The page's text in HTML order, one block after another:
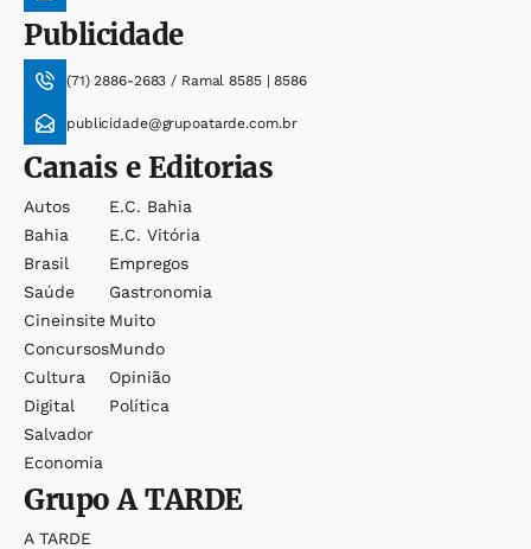
Publicidade
(71) 2886-2683 / Ramal 8585 | 8586
publicidade@grupoatarde.com.br
Canais e Editorias
Autos
Bahia
Brasil
Saúde
Cineinsite
Concursos
Cultura
Digital
Salvador
Economia
E.c. Bahia
E.c. Vitória
Empregos
Gastronomia
Muito
Mundo
Opinião
Política
GrupoA TARDE
A TARDE